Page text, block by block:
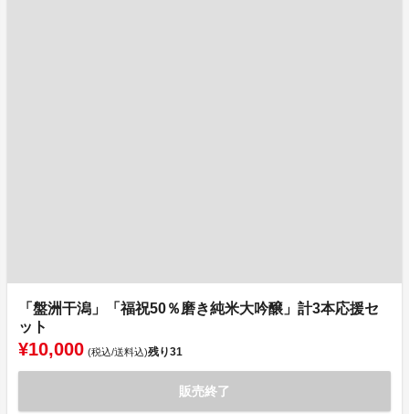
「盤洲干潟」「福祝50％磨き純米大吟醸」計3本応援セ
ット
¥10,000 (税込/送料込)残り31
販売終了